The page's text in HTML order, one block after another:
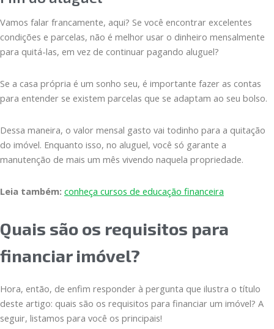
Vamos falar francamente, aqui? Se você encontrar excelentes
condições e parcelas, não é melhor usar o dinheiro mensalmente
para quitá-las, em vez de continuar pagando aluguel?
Se a casa própria é um sonho seu, é importante fazer as contas
para entender se existem parcelas que se adaptam ao seu bolso.
Dessa maneira, o valor mensal gasto vai todinho para a quitação
do imóvel. Enquanto isso, no aluguel, você só garante a
manutenção de mais um mês vivendo naquela propriedade.
Leia também: conheça cursos de educação financeira
Quais são os requisitos para
financiar imóvel?
Hora, então, de enfim responder à pergunta que ilustra o título
deste artigo: quais são os requisitos para financiar um imóvel? A
seguir, listamos para você os principais!